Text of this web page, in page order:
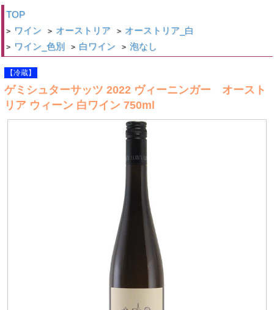
TOP
> ワイン > オーストリア > オーストリア_白
> ワイン_色別 > 白ワイン > 泡なし
【冷蔵】
ゲミシュターサッツ 2022 ヴィーニンガー オースト
リア ウィーン 白ワイン 750ml